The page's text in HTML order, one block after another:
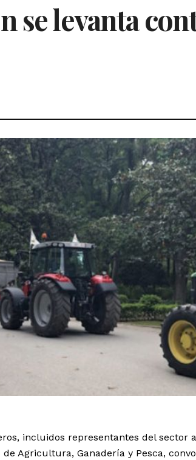
se levanta
incluidos representantes del sector
Agricultura, Ganadería y Pesca,